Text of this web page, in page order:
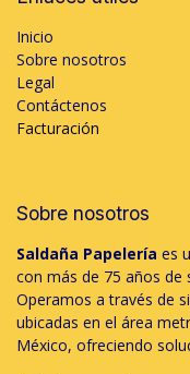
Inicio
Sobre nosotros
Legal
Contáctenos
Facturación
Sobre nosotros
Saldaña Papelería es
con más de 75 años de
Operamos a través de
ubicadas en el área
México, ofreciendo